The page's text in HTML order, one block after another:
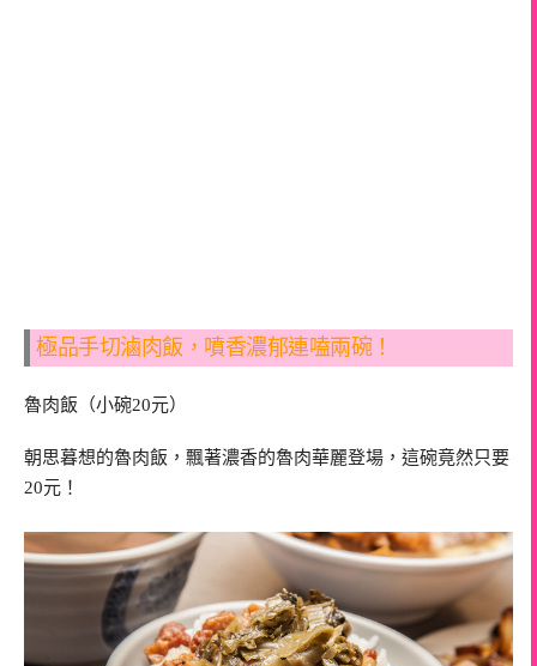
極品手切滷肉飯，噴香濃郁連嗑兩碗！
魯肉飯（小碗20元）
朝思暮想的魯肉飯，飄著濃香的魯肉華麗登場，這碗竟然只要
20元！